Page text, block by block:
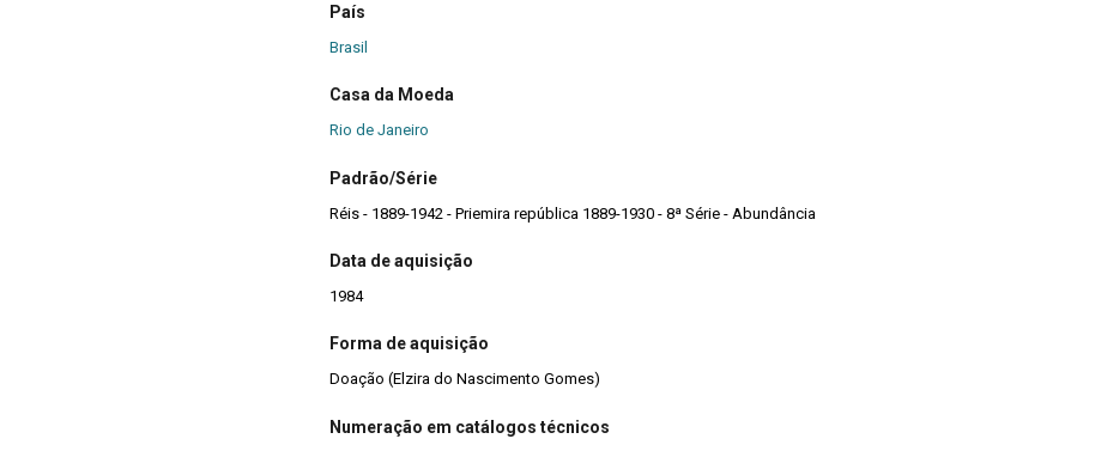
País
Brasil
Casa da Moeda
Rio de Janeiro
Padrão/Série
Réis - 1889-1942 - Priemira república 1889-1930 - 8ª Série - Abundância
Data de aquisição
1984
Forma de aquisição
Doação (Elzira do Nascimento Gomes)
Numeração em catálogos técnicos